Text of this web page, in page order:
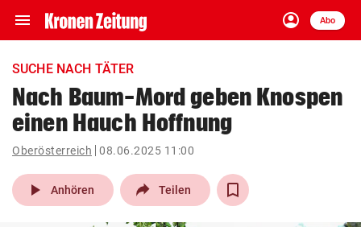
menu Navigation
ein-/ausklappen
account_circle
Anmelden
Abo
close Schließen
account_circle Anmelden
pin_drop
Wien arrow_right
SUCHE NACH TÄTER
Nach Baum-Mord geben Knospen
einen Hauch Hoffnung
Oberösterreich 08.06.2025 11:00
play_arrow Anhören Teilen